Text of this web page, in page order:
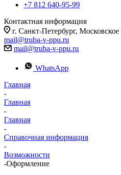
+7 812 640-95-99
Контактная информация
г. Санкт-Петербург,
mail@truba-v-ppu.ru
mail@truba-v-ppu.ru
WhatsApp
Главная
-
Главная
-
Главная
-
Справочная информация
-
Возможности
-Оформление